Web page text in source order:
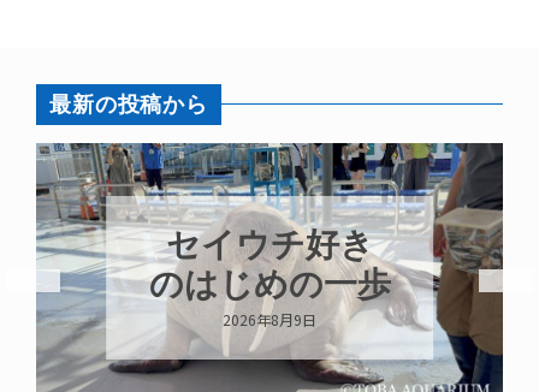
最新の投稿から
セイウチ好き
のはじめの一歩
2026年8月9日